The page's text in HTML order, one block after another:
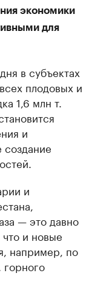
экономики
для
в субъектах
плодовых и
1,6 млн т.
и
создание
и
— это давно
и новые
например, по